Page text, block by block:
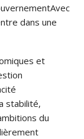
dans une
et
stabilité,
du